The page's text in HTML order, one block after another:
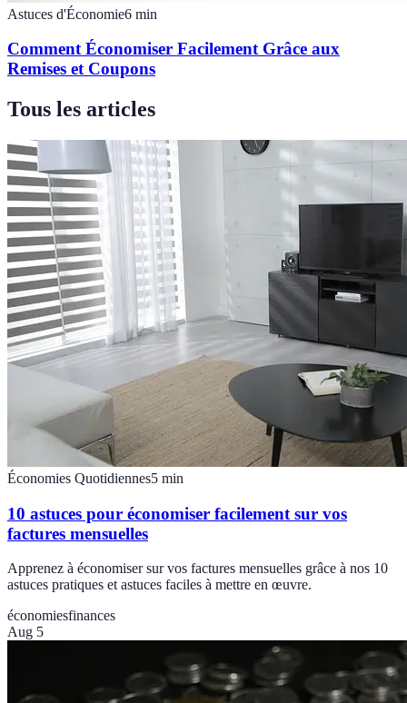
Astuces d'Économie6 min
Comment Économiser Facilement Grâce aux
Remises et Coupons
Tous les articles
Économies Quotidiennes5 min
10 astuces pour économiser facilement sur vos
factures mensuelles
Apprenez à économiser sur vos factures mensuelles grâce à nos 10
astuces pratiques et astuces faciles à mettre en œuvre.
économiesfinances
Aug 5